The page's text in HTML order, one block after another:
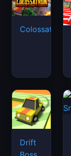
Colossatron
Drift